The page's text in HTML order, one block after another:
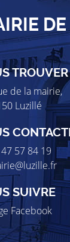
TROUVER
de la mairie,
Luzillé
57 84 19
SUIVRE
Facebook